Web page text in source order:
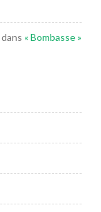
dans « Bombasse »